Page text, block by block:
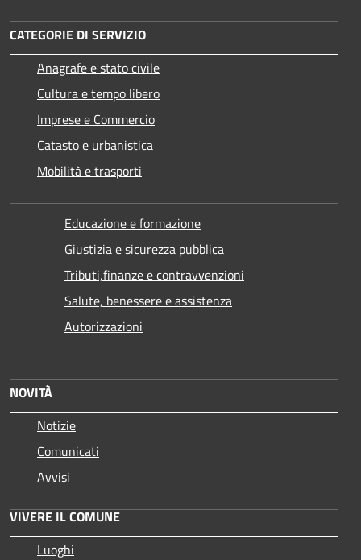
CATEGORIE DI SERVIZIO
Anagrafe e stato civile
Cultura e tempo libero
Imprese e Commercio
Catasto e urbanistica
Mobilità e trasporti
Educazione e formazione
Giustizia e sicurezza pubblica
Tributi,finanze e contravvenzioni
Salute, benessere e assistenza
Autorizzazioni
NOVITÀ
Notizie
Comunicati
Avvisi
VIVERE IL COMUNE
Luoghi